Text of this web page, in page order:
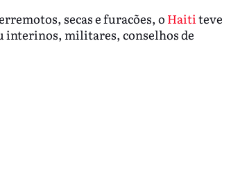
secas e furacões, o Haiti teve
interinos, militares, conselhos de